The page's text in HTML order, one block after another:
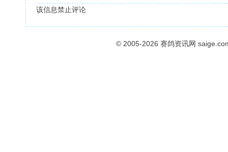
该信息禁止评论
© 2005-2026 赛鸽资讯网